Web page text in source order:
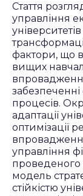
Стаття
управління
фактори, що
вищих
процесів.
адаптації
оптимізації
управління
проведеного
модель
стійкістю